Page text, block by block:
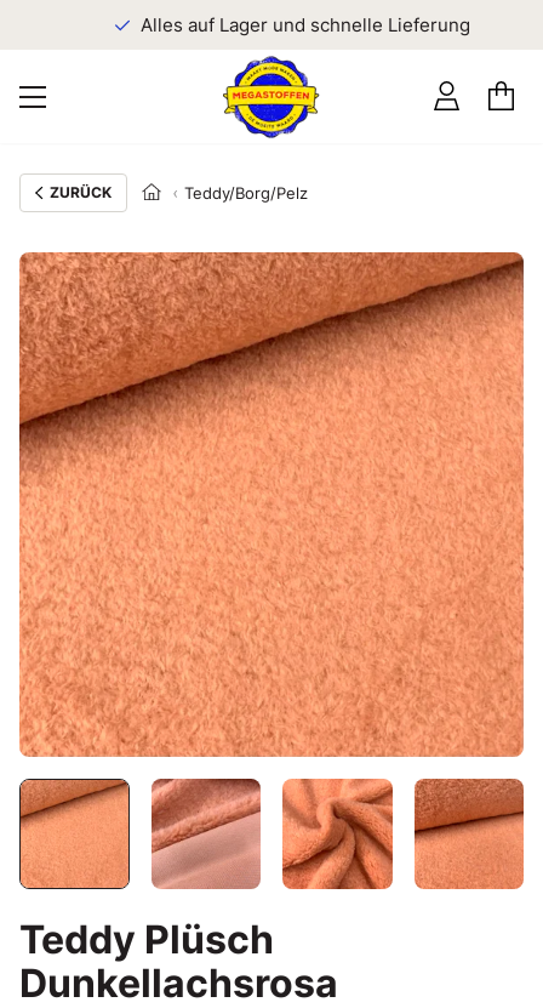
Alles auf Lager und schnelle Lieferung
ZURÜCK Teddy/Borg/Pelz
Teddy Plüsch
Dunkellachsrosa